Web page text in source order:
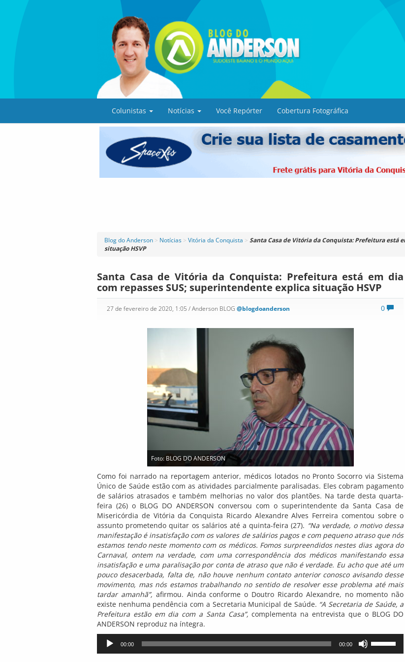
Colunistas Notícias Você Repórter Cobertura Fotográfica
Blog do Anderson > Notícias > Vitória da Conquista > Santa Casa de Vitória da Conquista: Prefeitura está
situação HSVP
Santa Casa de Vitória da Conquista: Prefeitura está em dia
com repasses SUS; superintendente explica situação HSVP
0
27 de fevereiro de 2020, 1:05 / Anderson BLOG @blogdoanderson
Foto: BLOG DO ANDERSON
Como foi narrado na reportagem anterior, médicos lotados no Pronto Socorro via Sistema
Único de Saúde estão com as atividades parcialmente paralisadas. Eles cobram pagamento
de salários atrasados e também melhorias no valor dos plantões. Na tarde desta quarta-
feira (26) o BLOG DO ANDERSON conversou com o superintendente da Santa Casa de
Misericórdia de Vitória da Conquista Ricardo Alexandre Alves Ferreira comentou sobre o
assunto prometendo quitar os salários até a quinta-feira (27). “Na verdade, o motivo dessa
manifestação é insatisfação com os valores de salários pagos e com pequeno atraso que nós
estamos tendo neste momento com os médicos. Fomos surpreendidos nestes dias agora do
Carnaval, ontem na verdade, com uma correspondência dos médicos manifestando essa
insatisfação e uma paralisação por conta de atraso que não é verdade. Eu acho que até um
pouco desacerbada, falta de, não houve nenhum contato anterior conosco avisando desse
movimento, mas nós estamos trabalhando no sentido de resolver esse problema até mais
tardar amanhã”, afirmou. Ainda conforme o Doutro Ricardo Alexandre, no momento não
existe nenhuma pendência com a Secretaria Municipal de Saúde. “A Secretaria de Saúde, a
Prefeitura estão em dia com a Santa Casa”, complementa na entrevista que o BLOG DO
ANDERSON reproduz na íntegra.
Tocador
00:00 00:00
as